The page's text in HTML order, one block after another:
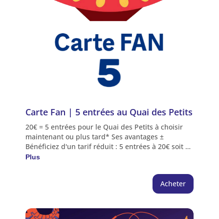
l'établissement.
Carte Fan | 5 entrées au Quai des Petits
20€ = 5 entrées pour le Quai des Petits à choisir
maintenant ou plus tard* Ses avantages ±
Bénéficiez d'un tarif réduit : 5 entrées à 20€ soit 1
entrée gratuite Plusieurs visiteurs peuvent
sur l'espace personnel de l'acheteur | Choix des
séances directement depuis l'espace personnel,
encart "abonnement" ou au guichet du Quai des
hors Carte Fan (voir conditions). Les entrées
Plus
Acheter